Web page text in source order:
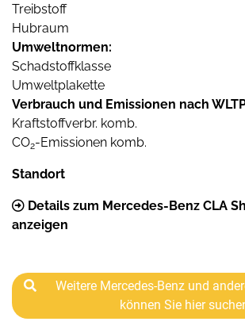
Treibstoff
Hubraum
Umweltnormen:
Schadstoffklasse
Umweltplakette
Verbrauch und Emissionen nach
Kraftstoffverbr. komb.
CO2-Emissionen komb.
Standort
Details zum Mercedes-Benz CLA
anzeigen
Weitere Mercedes-Benz und
können Sie hier